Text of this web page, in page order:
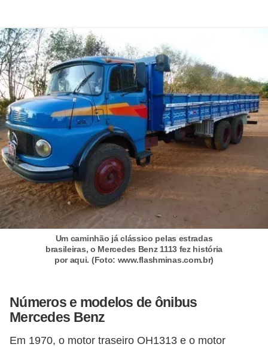
Um caminhão já clássico pelas estradas
brasileiras, o Mercedes Benz 1113 fez história
por aqui. (Foto: www.flashminas.com.br)
Números e modelos de ônibus
Mercedes Benz
Em 1970, o motor traseiro OH1313 e o motor
o
m
o
t
i
v
o
s
D
ú
v
i
a
u
t